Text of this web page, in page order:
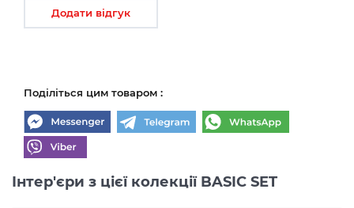
Додати відгук
Поділіться цим товаром :
Інтер'єри з цієї колекції BASIC SET